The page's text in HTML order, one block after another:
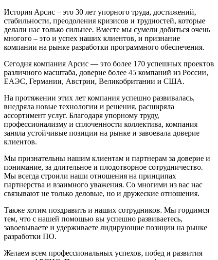
История Арсис – это 30 лет упорного труда, достижений,
стабильности, преодоления кризисов и трудностей, которые
делали нас только сильнее. Вместе мы сумели добиться очень
многого – это и успех наших клиентов, и признание
компании на рынке разработки программного обеспечения.
Сегодня компания Арсис — это более 170 успешных проектов
различного масштаба, доверие более 45 компаний из России,
ЕАЭС, Германии, Австрии, Великобритании и США.
На протяжении этих лет компания успешно развивалась,
внедряла новые технологии и решения, расширяла
ассортимент услуг. Благодаря упорному труду,
профессионализму и сплоченности коллектива, компания
заняла устойчивые позиции на рынке и завоевала доверие
клиентов.
Мы признательны нашим клиентам и партнерам за доверие и
понимание, за длительное и плодотворное сотрудничество.
Мы всегда строили наши отношения на принципах
партнерства и взаимного уважения. Со многими из вас нас
связывают не только деловые, но и дружеские отношения.
Также хотим поздравить и наших сотрудников. Мы гордимся
тем, что c нашей помощью вы успешно развиваетесь,
завоевываете и удерживаете лидирующие позиции на рынке
разработки ПО.
Желаем всем профессиональных успехов, побед и развития